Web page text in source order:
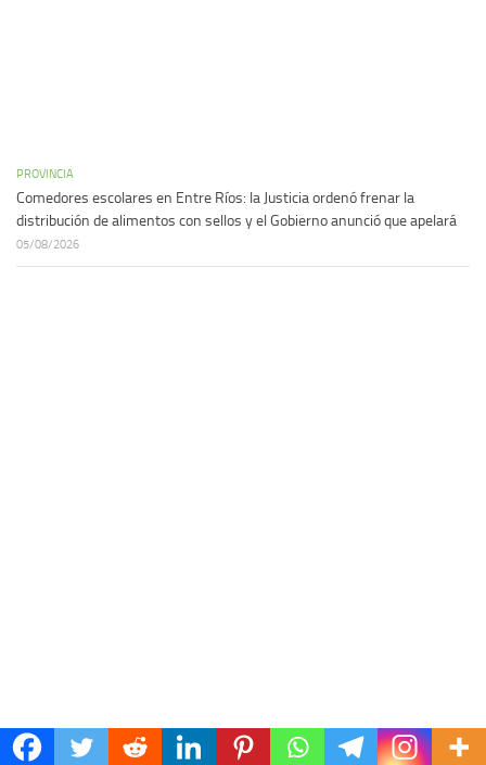
PROVINCIA
Comedores escolares en Entre Ríos: la Justicia ordenó frenar la
distribución de alimentos con sellos y el Gobierno anunció que apelará
05/08/2026
PROVINCIA